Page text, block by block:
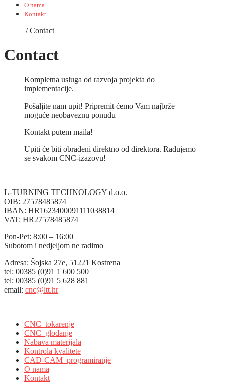
O nama
Kontakt
/Contact
Contact
Kompletna usluga od razvoja projekta do
implementacije.
Pošaljite nam upit! Pripremit ćemo Vam najbrže
moguće neobaveznu ponudu
Kontakt putem maila!
Upiti će biti obrađeni direktno od direktora. Radujemo
se svakom CNC-izazovu!
L-TURNING TECHNOLOGY d.o.o.
OIB: 27578485874
IBAN: HR1623400091111038814
VAT: HR27578485874
Pon-Pet: 8:00 – 16:00
Subotom i nedjeljom ne radimo
Adresa: Šojska 27e, 51221 Kostrena
tel: 00385 (0)91 1 600 500
tel: 00385 (0)91 5 628 881
email: cnc@ltt.hr
CNC_tokarenje
CNC_glodanje
Nabava materijala
Kontrola kvalitete
CAD-CAM_programiranje
O nama
Kontakt